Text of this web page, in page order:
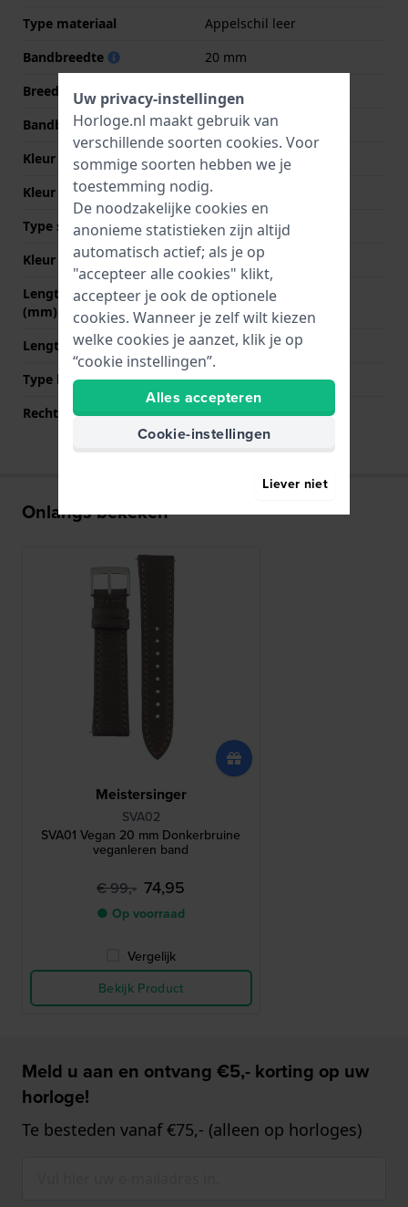
Type materiaal
Appelschil leer
Bandbreedte
20 mm
Breedte bandaanzet
20 mm
Bandbreedte bij sluiting
18 mm
Kleur Band
Bruin
Kleur stiksel
Bruin
Type sluiting
Gesp
Kleur sluiting
Zilver
Lengte band op 12 uur
(mm)
80 mm
Lengte band op 6 uur (mm) 115 mm
Type bevestiging
Quick release pushpins
Rechte bandaanzet
Ja
Onlangs bekeken
Meistersinger
SVA02
SVA01 Vegan 20 mm Donkerbruine
veganleren band
€ 99,- 74,95
● Op voorraad
Vergelijk
Bekijk Product
Meld u aan en ontvang €5,- korting op uw
horloge!
Te besteden vanaf €75,- (alleen op horloges)
Uw privacy-instellingen
Horloge.nl maakt gebruik van
verschillende soorten cookies. Voor
sommige soorten hebben we je
toestemming nodig.
De noodzakelijke cookies en
anonieme statistieken zijn altijd
automatisch actief; als je op
"accepteer alle cookies" klikt,
accepteer je ook de optionele
cookies. Wanneer je zelf wilt kiezen
welke cookies je aanzet, klik je op
“cookie instellingen”.
Alles accepteren
Cookie-instellingen
Liever niet